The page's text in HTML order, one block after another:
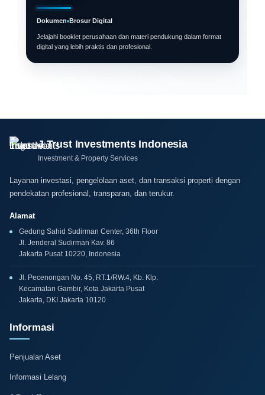
Dokumen Brosur Digital
Jelajahi booklet perusahaan dan materi pendukung dalam format
digital yang lebih praktis dan profesional.
J Trust Investments Indonesia
Investment & Property Services
Layanan investasi, pengelolaan aset, dan transaksi properti dengan
pendekatan profesional, transparan, dan terukur.
Alamat
Gedung Sahid Sudirman Center, 36th Floor
Jl. Jenderal Sudirman Kav. 86
Jakarta Pusat 10220, Indonesia
Jl. Pecenongan No. 45, RT.1/RW.4, Kb. Klp.
Kecamatan Gambir, Kota Jakarta Pusat
Jakarta, DKI Jakarta 10120
Informasi
Penjualan Aset
Informasi Lelang